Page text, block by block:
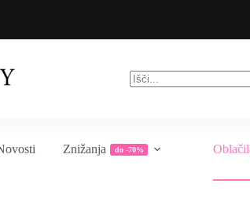
Znižanja do -70%